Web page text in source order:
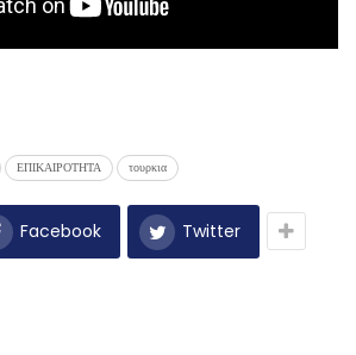
ΕΠΙΚΑΙΡΟΤΗΤΑ τουρκια
Facebook Twitter